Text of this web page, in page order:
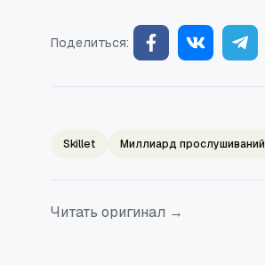
Поделиться:
Skillet Миллиард прослушиваний
Читать оригинал →